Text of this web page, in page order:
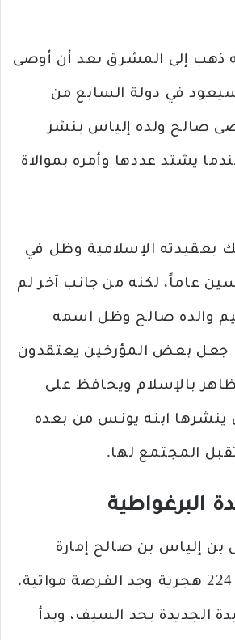
ذهب إلى المشرق بعد أن أوصى
سيعود في دولة السابع من
صالح ولده إلياس بنشر
يشتد عددها وأمره بموالاة
بعقيدته الإسلامية وظل في
عاماً، لكنه من جانب آخر لم
والده صالح وظل اسمه
جعل بعض المؤرخين يعتقدون
بالإسلام ويحافظ على
ينشرها ابنه يونس من بعده
المجتمع لها.
البرغواطية
بن إلياس بن صالح إمارة
برغواطة في عام 224 هجرية وجد الفرصة مواتية،
الجديدة بحد السيف، وبدأ